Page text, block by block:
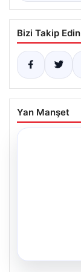
Bizi Takip Edin
Yan Manşet